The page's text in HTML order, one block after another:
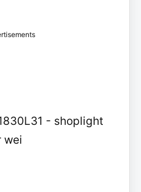
- shoplight
wei